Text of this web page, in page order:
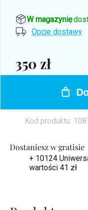
Dostaniesz w gratisie
+ 10124
wartości 41 zł
W magazynie
,
Opcje dostawy
350 zł
Cena
Kod produktu: